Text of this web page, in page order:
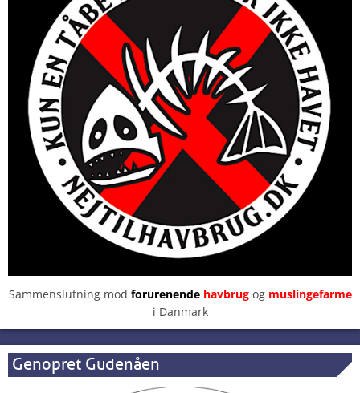
Sammenslutning mod forurenendehavbrugog muslingefarme
i Danmark
Genopret Gudenåen